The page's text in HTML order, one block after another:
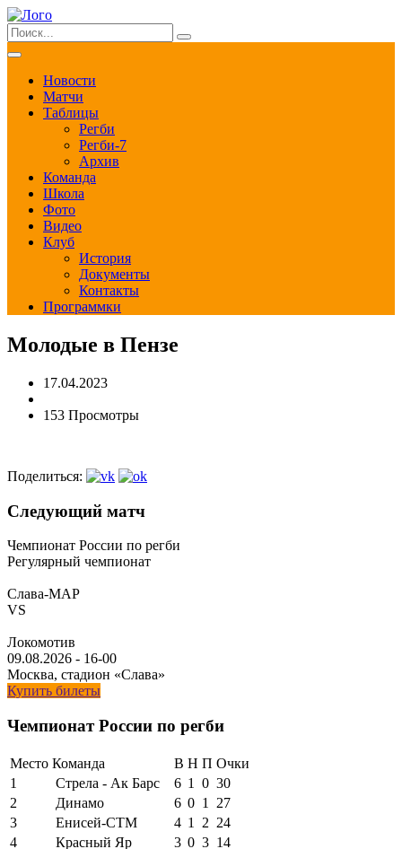
Новости
Матчи
Таблицы
Регби
Регби-7
Архив
Команда
Школа
Фото
Видео
Клуб
История
Документы
Контакты
Программки
Молодые в Пензе
17.04.2023
153 Просмотры
Поделиться:
Следующий матч
Чемпионат России по регби
Регулярный чемпионат
Слава-МАР
VS
Локомотив
09.08.2026 - 16-00
Москва, стадион «Слава»
Купить билеты
Чемпионат России по регби
Место Команда В Н П Очки
1
Стрела - Ак Барс 6 1 0 30
2
Динамо 6 0 1
27
3
Енисей-СТМ 4 1 2 24
4
Красный Яр 3 0 3 14